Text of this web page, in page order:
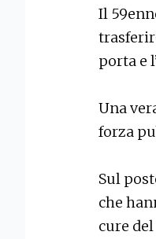
Il
porta e
Una
forza
Sul
che
cure